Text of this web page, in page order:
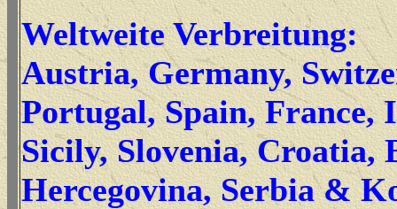
Weltweite Verbreitung:
Austria, Germany,
Portugal, Spain, France,
Sicily, Slovenia, Croatia,
Hercegovina, Serbia &